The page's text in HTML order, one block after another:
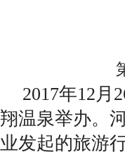
2017年12月
翔温泉举办。
业发起的旅游